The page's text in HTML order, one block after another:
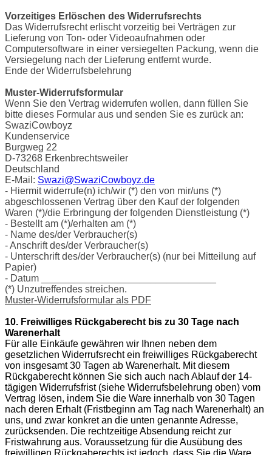
Vorzeitiges Erlöschen des Widerrufsrechts
Das Widerrufsrecht erlischt vorzeitig bei Verträgen zur
Lieferung von Ton- oder Videoaufnahmen oder
Computersoftware in einer versiegelten Packung, wenn die
Versiegelung nach der Lieferung entfernt wurde.
Ende der Widerrufsbelehrung
Muster-Widerrufsformular
Wenn Sie den Vertrag widerrufen wollen, dann füllen Sie
bitte dieses Formular aus und senden Sie es zurück an:
SwaziCowboyz
Kundenservice
Burgweg 22
D-73268 Erkenbrechtsweiler
Deutschland
E-Mail: Swazi@SwaziCowboyz.de
- Hiermit widerrufe(n) ich/wir (*) den von mir/uns (*)
abgeschlossenen Vertrag über den Kauf der folgenden
Waren (*)/die Erbringung der folgenden Dienstleistung (*)
- Bestellt am (*)/erhalten am (*)
- Name des/der Verbraucher(s)
- Anschrift des/der Verbraucher(s)
- Unterschrift des/der Verbraucher(s) (nur bei Mitteilung auf
Papier)
- Datum ________________________________
(*) Unzutreffendes streichen.
Muster-Widerrufsformular als PDF
10. Freiwilliges Rückgaberecht bis zu 30 Tage nach
Warenerhalt
Für alle Einkäufe gewähren wir Ihnen neben dem
gesetzlichen Widerrufsrecht ein freiwilliges Rückgaberecht
von insgesamt 30 Tagen ab Warenerhalt. Mit diesem
Rückgaberecht können Sie sich auch nach Ablauf der 14-
tägigen Widerrufsfrist (siehe Widerrufsbelehrung oben) vom
Vertrag lösen, indem Sie die Ware innerhalb von 30 Tagen
nach deren Erhalt (Fristbeginn am Tag nach Warenerhalt) an
uns, und zwar konkret an die unten genannte Adresse,
zurücksenden. Die rechtzeitige Absendung reicht zur
Fristwahrung aus. Voraussetzung für die Ausübung des
freiwilligen Rückgaberechts ist jedoch, dass Sie die Ware